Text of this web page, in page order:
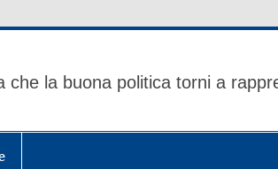
che la buona politica torni a